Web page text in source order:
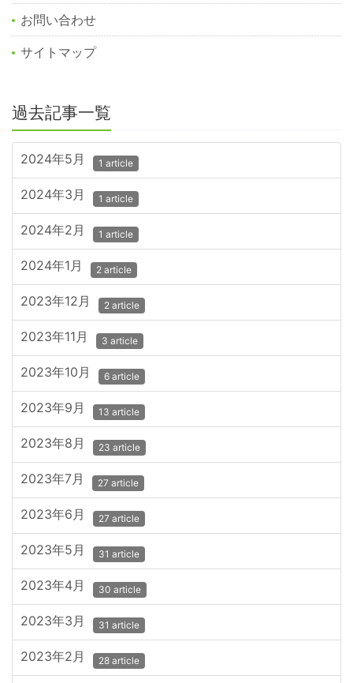
お問い合わせ
サイトマップ
過去記事一覧
2024年5月 1 article
2024年3月 1 article
2024年2月 1 article
2024年1月 2 article
2023年12月 2 article
2023年11月 3 article
2023年10月 6 article
2023年9月 13 article
2023年8月 23 article
2023年7月 27 article
2023年6月 27 article
2023年5月 31 article
2023年4月 30 article
2023年3月 31 article
2023年2月 28 article